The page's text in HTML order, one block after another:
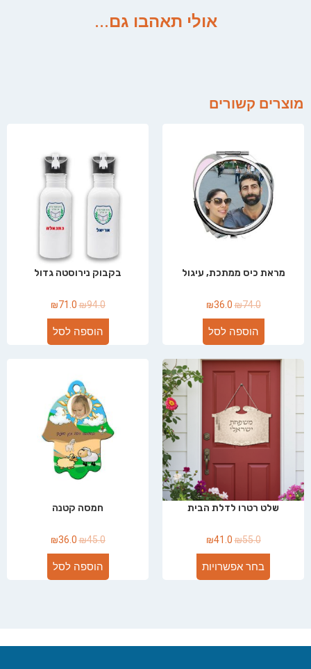
אולי תאהבו גם...
מוצרים קשורים
מראת כיס ממתכת, עיגול
₪74.0
₪36.0
הוספה לסל
בקבוק נירוסטה גדול
₪94.0
₪71.0
הוספה לסל
שלט רטרו לדלת הבית
₪55.0
₪41.0
בחר אפשרויות
חמסה קטנה
₪45.0
₪36.0
הוספה לסל